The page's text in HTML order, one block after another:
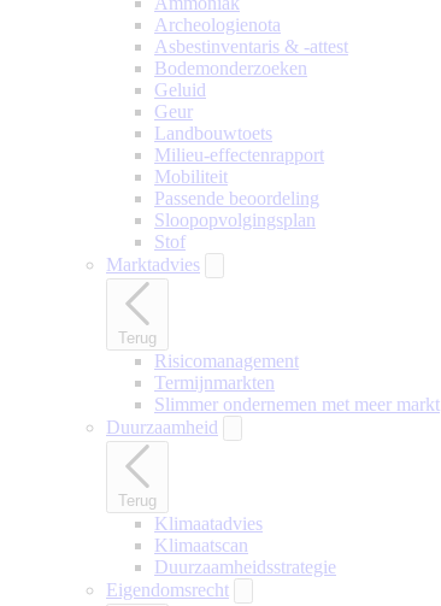
Archeologienota
Asbestinventaris & -attest
Bodemonderzoeken
Geluid
Geur
Landbouwtoets
Milieu-effectenrapport
Mobiliteit
Passende beoordeling
Sloopopvolgingsplan
Stof
Marktadvies
Terug
Risicomanagement
Termijnmarkten
Slimmer ondernemen met meer markt
Duurzaamheid
Terug
Klimaatadvies
Klimaatscan
Duurzaamheidsstrategie
Eigendomsrecht